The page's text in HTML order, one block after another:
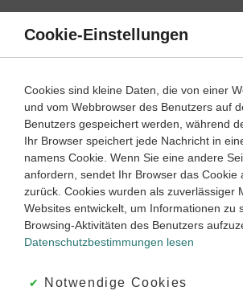
Direkt
Inhalt
Geschichte 5. Klasse ‐ Abitur
Kurfürsten
Kurfürsten,zunächst die sieben, später
ranghöchstenFürstenim
die seit dem 13. Jahrhundert das alleinige
deutschen König zu wählen (Königswahl
Königshof.
Cookie-Einstellungen
Cookies sind kleine Daten, die von einer
und vom Webbrowser des Benutzers auf
Benutzers gespeichert werden, während
Ihr Browser speichert jede Nachricht in
namens Cookie. Wenn Sie eine andere
anfordern, sendet Ihr Browser das Cookie
zurück. Cookies wurden als zuverlässiger
Websites entwickelt, um Informationen zu
Browsing-Aktivitäten des Benutzers
Datenschutzbestimmungen lesen
Akzeptiert:
Notwendige Cookies